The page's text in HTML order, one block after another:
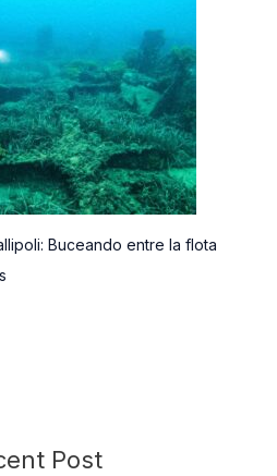
Buceando entre la flota
Post